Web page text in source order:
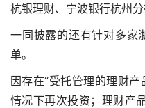
杭银理财、宁波银行杭州
一同披露的还有针对多家
单。
因存在“受托管理的理财
情况下再次投资；理财产